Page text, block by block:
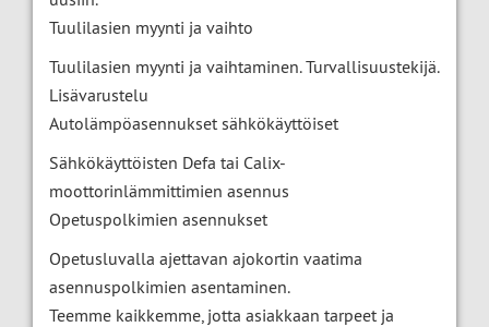
Tuulilasien myynti ja vaihto
Tuulilasien myynti ja vaihtaminen. Turvallisuustekijä.
Lisävarustelu
Autolämpöasennukset sähkökäyttöiset
Sähkökäyttöisten Defa tai Calix-
moottorinlämmittimien asennus
Opetuspolkimien asennukset
Opetusluvalla ajettavan ajokortin vaatima
asennuspolkimien asentaminen.
Teemme kaikkemme, jotta asiakkaan tarpeet ja